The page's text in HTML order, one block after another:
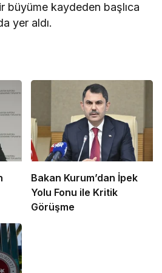
büyüme kaydeden başlıca
yer aldı.
Bakan Kurum’dan İpek
Yolu Fonu ile Kritik
Görüşme